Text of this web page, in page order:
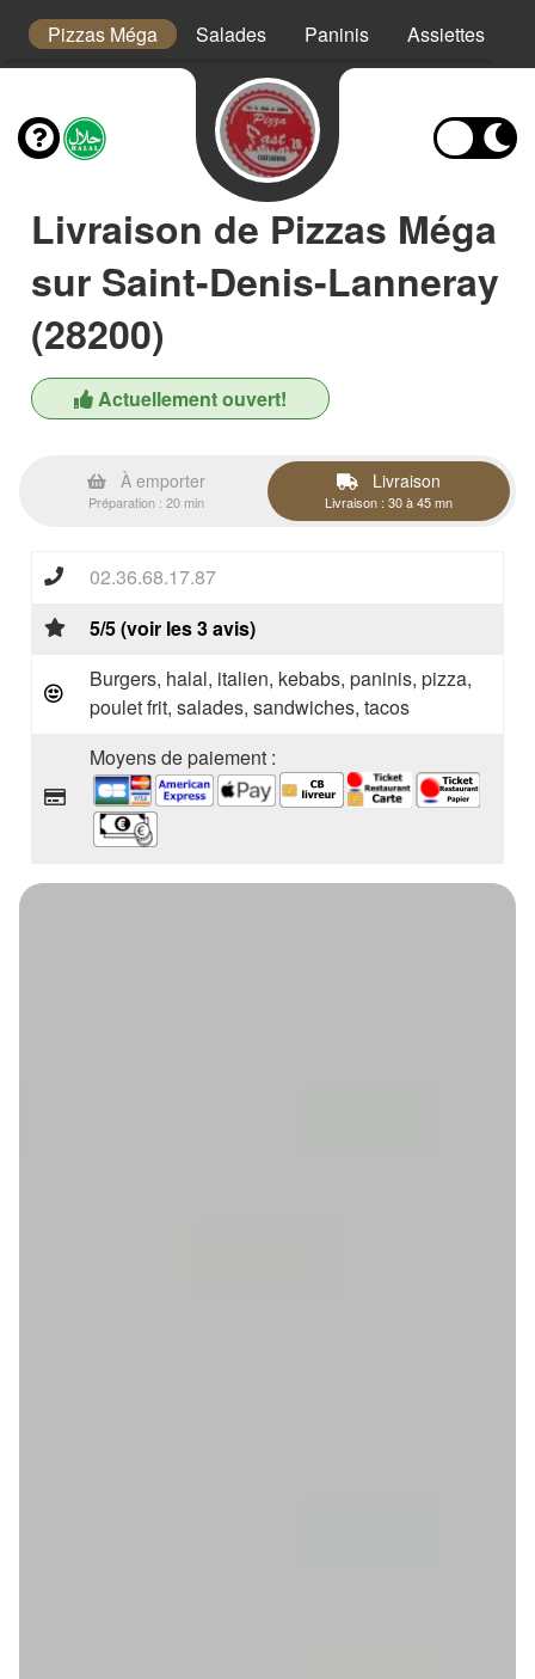
Pizzas Méga Salades Paninis Assiettes
Livraison de Pizzas Méga
sur Saint-Denis-Lanneray
(28200)
Actuellement ouvert!
À emporter
Préparation : 20 min
Livraison
Livraison : 30 à 45 mn
02.36.68.17.87
5/5 (voir les 3 avis)
Burgers, halal, italien, kebabs, paninis, pizza,
poulet frit, salades, sandwiches, tacos
Moyens de paiement :